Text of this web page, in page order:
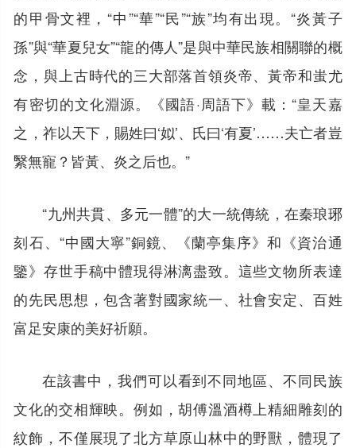
的甲骨文裡，“中”“華”“民”“族”均有出現。“炎黃子
孫”與“華夏兒女”“龍的傳人”是與中華民族相關聯的概
念，與上古時代的三大部落首領炎帝、黃帝和蚩尤
有密切的文化淵源。《國語·周語下》載：“皇天嘉
之，祚以天下，賜姓曰‘姒’、氏曰‘有夏’……夫亡者豈
繄無寵？皆黃、炎之后也。”
“九州共貫、多元一體”的大一統傳統，在秦琅琊
刻石、“中國大寧”銅鏡、《蘭亭集序》和《資治通
鑒》存世手稿中體現得淋漓盡致。這些文物所表達
的先民思想，包含著對國家統一、社會安定、百姓
富足安康的美好祈願。
在該書中，我們可以看到不同地區、不同民族
文化的交相輝映。例如，胡傅溫酒樽上精細雕刻的
紋飾，不僅展現了北方草原山林中的野獸，體現了